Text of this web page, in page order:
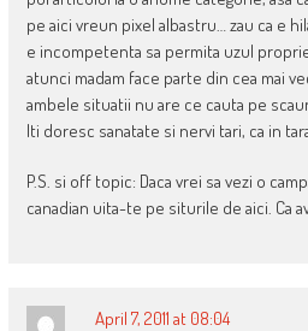
pe aici vreun pixel albastru… zau ca e
e incompetenta sa permita uzul
atunci madam face parte din cea mai
ambele situatii nu are ce cauta pe
Iti doresc sanatate si nervi tari, ca in
P.S. si off topic: Daca vrei sa vezi o
canadian uita-te pe siturile de aici. Ca
April 7, 2011 at 08:04